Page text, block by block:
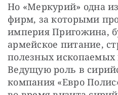
Но «Меркурий» одна
фирм, за которыми
империя Пригожина,
армейское питание,
полезных ископаемых
Ведущую роль в
компания «Евро